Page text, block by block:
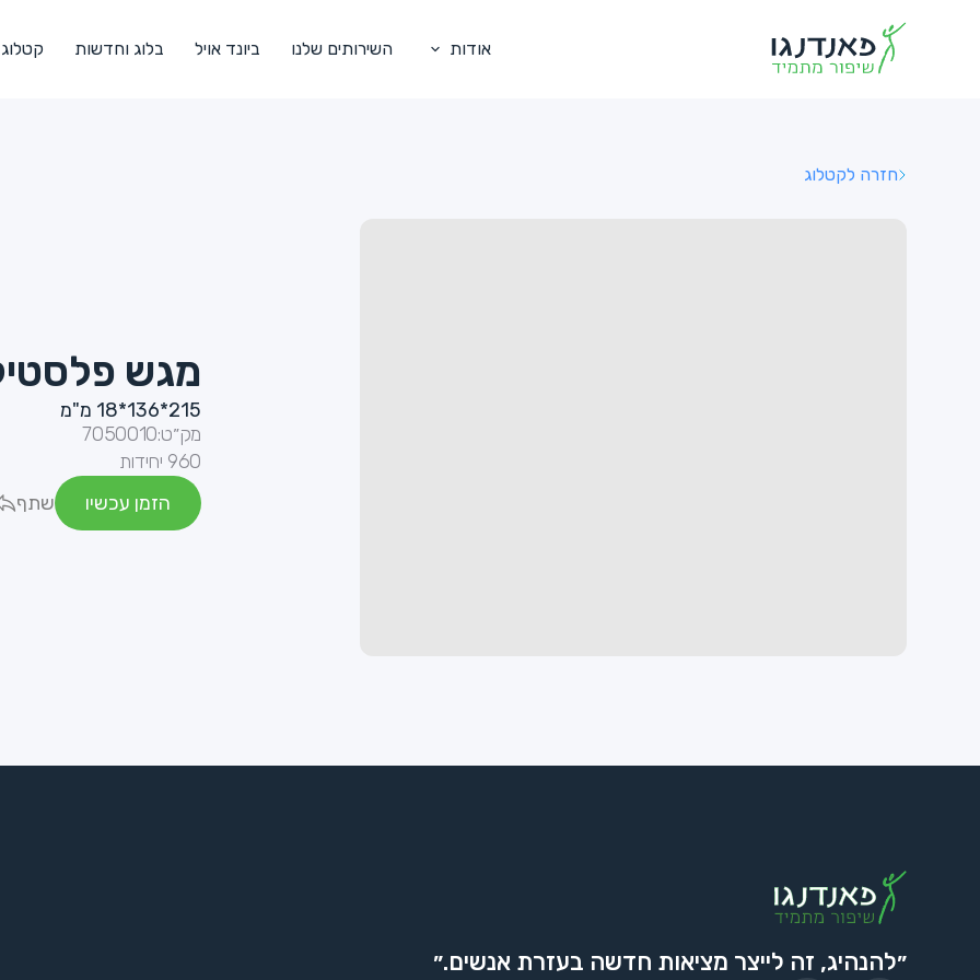
אודות השירותים שלנו ביונד אויל בלוג וחדשות קטלוג
חזרה לקטלוג
מגש
215*136*18 מ"מ
מק״ט:7050010
960 יחידות
הזמן עכשיו
שתף
״להנהיג, זה לייצר מציאות חדשה בעזרת אנשים.״